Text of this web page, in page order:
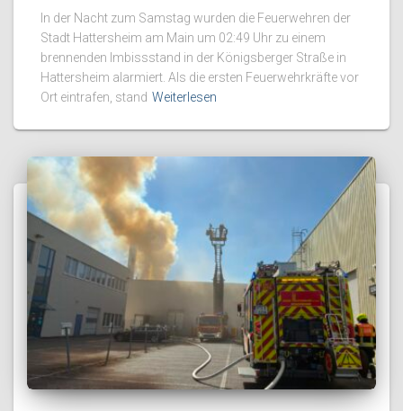
In der Nacht zum Samstag wurden die Feuerwehren der
Stadt Hattersheim am Main um 02:49 Uhr zu einem
brennenden Imbissstand in der Königsberger Straße in
Hattersheim alarmiert. Als die ersten Feuerwehrkräfte vor
Ort eintrafen, stand Weiterlesen